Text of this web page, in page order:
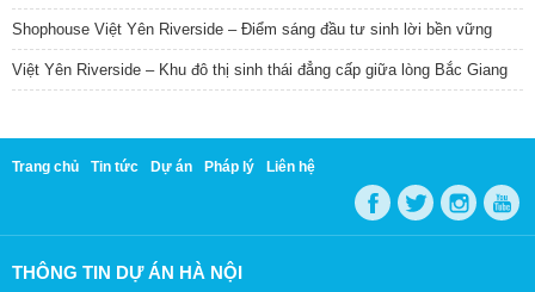
Shophouse Việt Yên Riverside – Điểm sáng đầu tư sinh lời bền vững
Việt Yên Riverside – Khu đô thị sinh thái đẳng cấp giữa lòng Bắc Giang
Trang chủ Tin tức Dự án Pháp lý Liên hệ
THÔNG TIN DỰ ÁN HÀ NỘI